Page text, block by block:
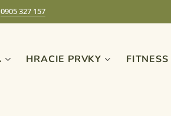
0905 327 157
HRACIE PRVKY FITNESS